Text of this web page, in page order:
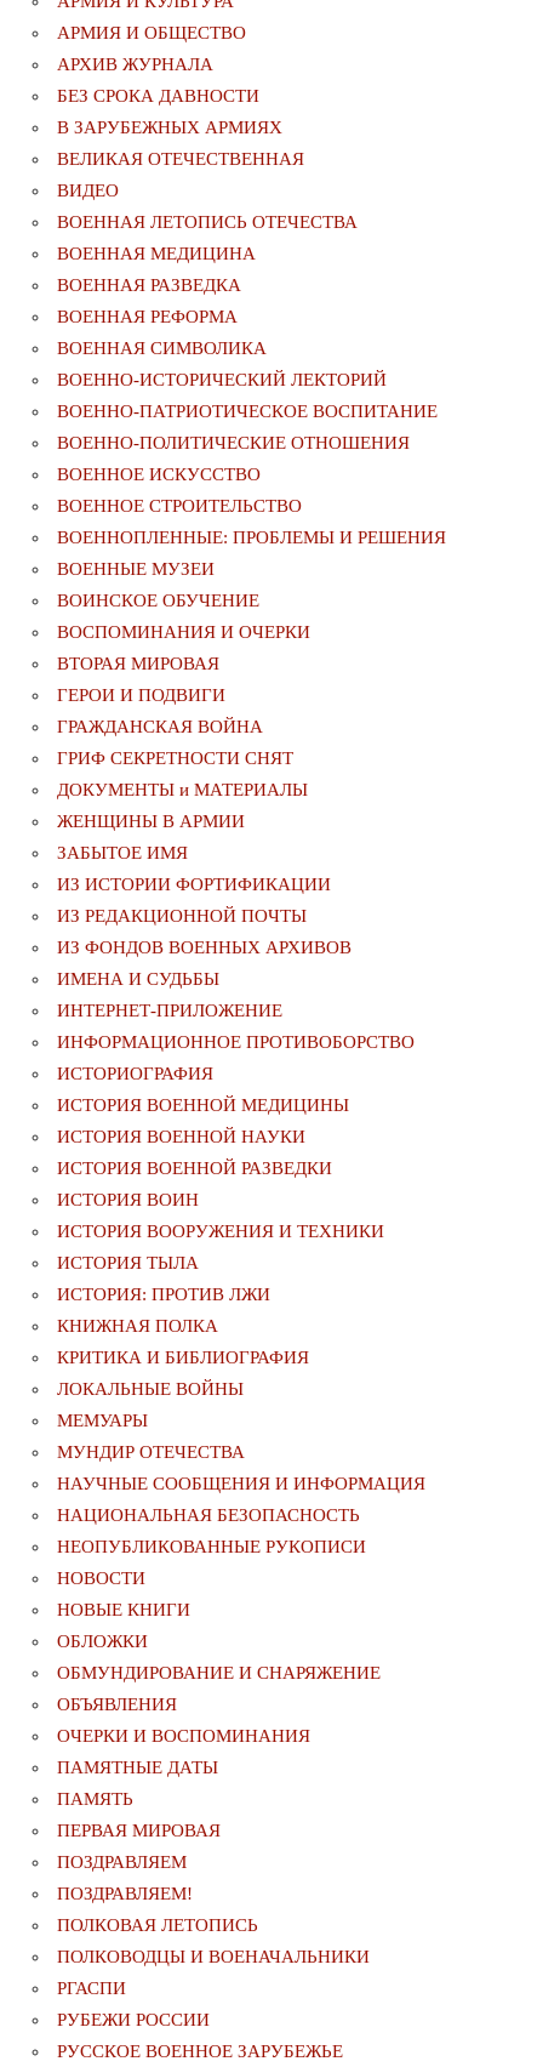
АРМИЯ И ОБЩЕСТВО
АРХИВ ЖУРНАЛА
БЕЗ СРОКА ДАВНОСТИ
В ЗАРУБЕЖНЫХ АРМИЯХ
ВЕЛИКАЯ ОТЕЧЕСТВЕННАЯ
ВИДЕО
ВОЕННАЯ ЛЕТОПИСЬ ОТЕЧЕСТВА
ВОЕННАЯ МЕДИЦИНА
ВОЕННАЯ РАЗВЕДКА
ВОЕННАЯ РЕФОРМА
ВОЕННАЯ СИМВОЛИКА
ВОЕННО-ИСТОРИЧЕСКИЙ ЛЕКТОРИЙ
ВОЕННО-ПАТРИОТИЧЕСКОЕ ВОСПИТАНИЕ
ВОЕННО-ПОЛИТИЧЕСКИE ОТНОШЕНИЯ
ВОЕННОЕ ИСКУССТВО
ВОЕННОЕ СТРОИТЕЛЬСТВО
ВОЕННОПЛЕННЫЕ: ПРОБЛЕМЫ И РЕШЕНИЯ
ВОЕННЫЕ МУЗЕИ
ВОИНСКОЕ ОБУЧЕНИЕ
ВОСПОМИНАНИЯ И ОЧЕРКИ
ВТОРАЯ МИРОВАЯ
ГЕРОИ И ПОДВИГИ
ГРАЖДАНСКАЯ ВОЙНА
ГРИФ СЕКРЕТНОСТИ СНЯТ
ДОКУМЕНТЫ и МАТЕРИАЛЫ
ЖЕНЩИНЫ В АРМИИ
ЗАБЫТОЕ ИМЯ
ИЗ ИСТОРИИ ФОРТИФИКАЦИИ
ИЗ РЕДАКЦИОННОЙ ПОЧТЫ
ИЗ ФОНДОВ ВОЕННЫХ АРХИВОВ
ИМЕНА И СУДЬБЫ
ИНТЕРНЕТ-ПРИЛОЖЕНИЕ
ИНФОРМАЦИОННОЕ ПРОТИВОБОРСТВО
ИСТОРИОГРАФИЯ
ИСТОРИЯ ВОЕННОЙ МЕДИЦИНЫ
ИСТОРИЯ ВОЕННОЙ НАУКИ
ИСТОРИЯ ВОЕННОЙ РАЗВЕДКИ
ИСТОРИЯ ВОИН
ИСТОРИЯ ВООРУЖЕНИЯ И ТЕХНИКИ
ИСТОРИЯ ТЫЛА
ИСТОРИЯ: ПРОТИВ ЛЖИ
КНИЖНАЯ ПОЛКА
КРИТИКА И БИБЛИОГРАФИЯ
ЛОКАЛЬНЫЕ ВОЙНЫ
МЕМУАРЫ
МУНДИР ОТЕЧЕСТВА
НАУЧНЫЕ СООБЩЕНИЯ И ИНФОРМАЦИЯ
НАЦИОНАЛЬНАЯ БЕЗОПАСНОСТЬ
НЕОПУБЛИКОВАННЫЕ РУКОПИСИ
НОВОСТИ
НОВЫЕ КНИГИ
ОБЛОЖКИ
ОБМУНДИРОВАНИЕ И СНАРЯЖЕНИЕ
ОБЪЯВЛЕНИЯ
ОЧЕРКИ И ВОСПОМИНАНИЯ
ПАМЯТНЫЕ ДАТЫ
ПАМЯТЬ
ПЕРВАЯ МИРОВАЯ
ПОЗДРАВЛЯЕМ
ПОЗДРАВЛЯЕМ!
ПОЛКОВАЯ ЛЕТОПИСЬ
ПОЛКОВОДЦЫ И ВОЕНАЧАЛЬНИКИ
РГАСПИ
РУБЕЖИ РОССИИ
РУССКОЕ ВОЕННОЕ ЗАРУБЕЖЬЕ